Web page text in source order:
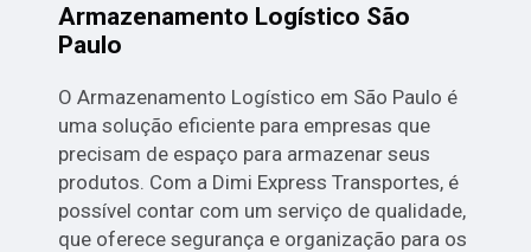
Armazenamento Logístico São
Paulo
O Armazenamento Logístico em São Paulo é
uma solução eficiente para empresas que
precisam de espaço para armazenar seus
produtos. Com a Dimi Express Transportes, é
possível contar com um serviço de qualidade,
que oferece segurança e organização para os